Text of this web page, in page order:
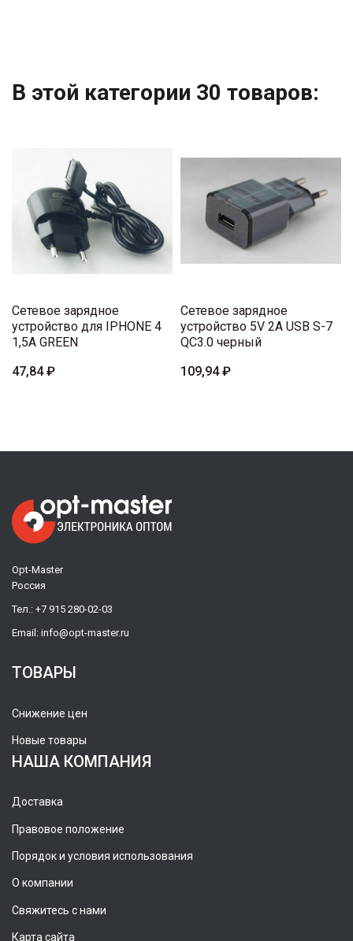
В этой категории 30 товаров:
Сетевое зарядное
устройство для IPHONE 4
1,5A GREEN
47,84 ₽
Сетевое зарядное
устройство 5V 2A USB S-7
QC3.0 черный
109,94 ₽
Opt-Master
Россия
Тел.: +7 915 280-02-03
Email: info@opt-master.ru
ТОВАРЫ
Снижение цен
Новые товары
НАША КОМПАНИЯ
Доставка
Правовое положение
Порядок и условия использования
О компании
Свяжитесь с нами
Карта сайта